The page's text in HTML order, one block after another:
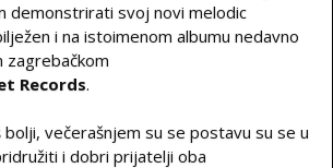
demonstrirati svoj novi melodic
i na istoimenom albumu nedavno
zagrebačkom
Records.
večerašnjem su se postavu su se u
i dobri prijatelji oba